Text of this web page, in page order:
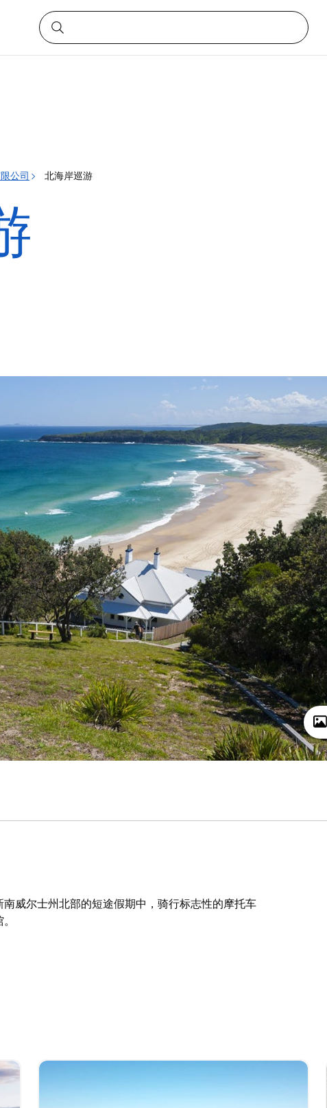
公司 北海岸巡游
威尔士州北部的短途假期中，骑行标志性的摩托车